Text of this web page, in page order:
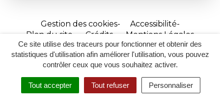
Ce site utilise des traceurs pour fonctionner et obtenir des
statistiques d'utilisation afin améliorer l'utilisation, vous pouvez
contrôler ceux que vous souhaitez activer.
Tout accepter Tout refuser Personnaliser
RECHERCHER
ACCESSIBILITÉ
Gestion des cookies
Accessibilité
Plan du site
Crédits
Mentions Légales
Site
réalisé
par
Inovagora